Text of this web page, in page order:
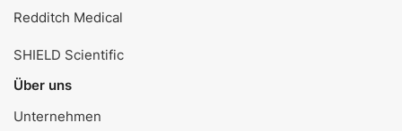
Redditch Medical
SHIELD Scientific
Über uns
Unternehmen